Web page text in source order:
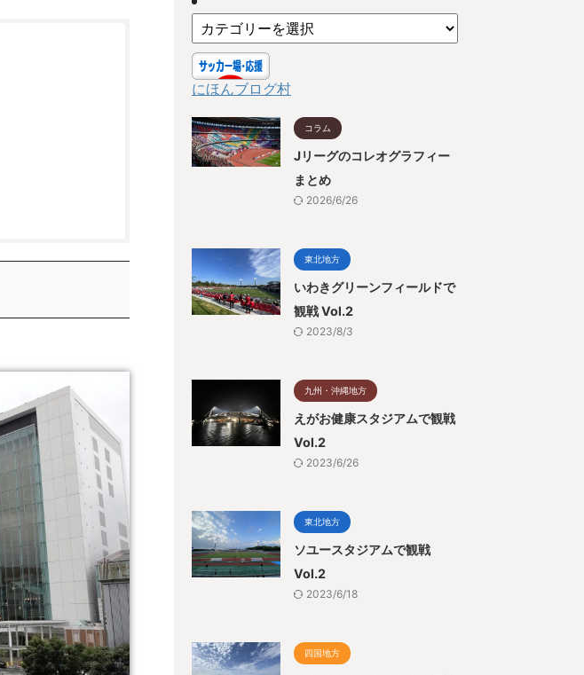
にほんブログ村
コラム
Jリーグのコレオグラフィー
まとめ
2026/6/26
東北地方
いわきグリーンフィールドで
観戦 Vol.2
2023/8/3
九州・沖縄地方
えがお健康スタジアムで観戦
Vol.2
2023/6/26
東北地方
ソユースタジアムで観戦
Vol.2
2023/6/18
四国地方